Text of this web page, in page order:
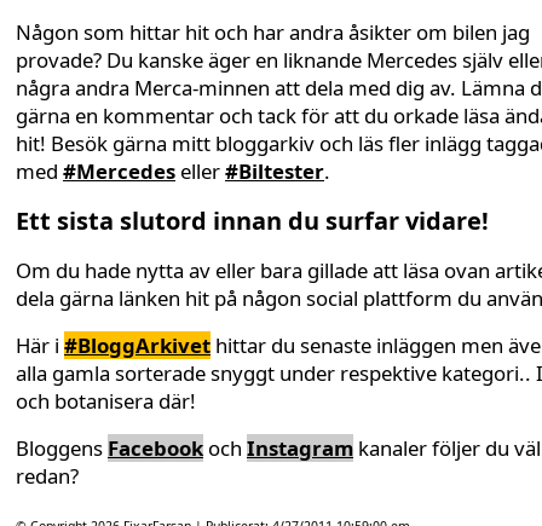
Någon som hittar hit och har andra åsikter om bilen jag
provade? Du kanske äger en liknande Mercedes själv
några andra Merca-minnen att dela med dig av. Lämna
gärna en kommentar och tack för att du orkade läsa
hit! Besök gärna mitt bloggarkiv och läs fler inlägg
med #Mercedes eller#Biltester.
Ett sista slutord innan du surfar vidare!
Om du hade nytta av eller bara gillade att läsa ovan
dela gärna länken hit på någon social plattform du
Här i #BloggArkivet hittar du senaste inläggen men
alla gamla sorterade snyggt under respektive kategori..
och botanisera där!
Bloggens Facebookoch Instagram kanaler följer du väl
redan?